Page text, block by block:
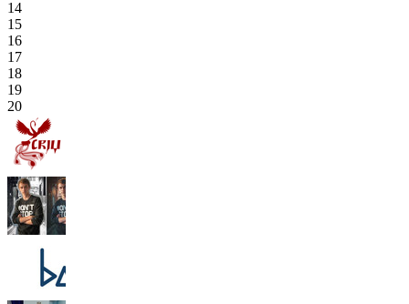
14
15
16
17
18
19
20